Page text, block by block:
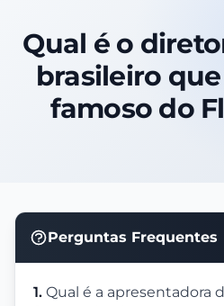
Qual é o
brasileiro
famoso do
Perguntas Frequentes
1. Qual é a apresentadora